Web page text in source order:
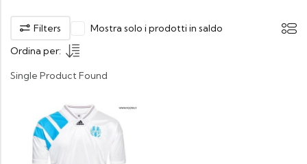
Filters
Mostra solo i prodotti in saldo
Ordina per:
Single Product Found